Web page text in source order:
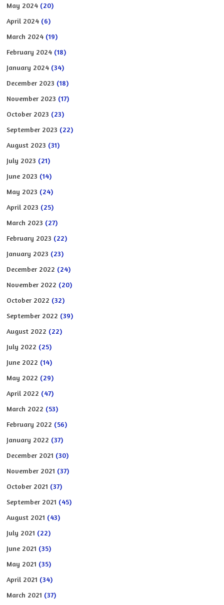
May 2024 (20)
April 2024 (6)
March 2024 (19)
February 2024 (18)
January 2024 (34)
December 2023 (18)
November 2023 (17)
October 2023 (23)
September 2023 (22)
August 2023 (31)
July 2023 (21)
June 2023 (14)
May 2023 (24)
April 2023 (25)
March 2023 (27)
February 2023 (22)
January 2023 (23)
December 2022 (24)
November 2022 (20)
October 2022 (32)
September 2022 (39)
August 2022 (22)
July 2022 (25)
June 2022 (14)
May 2022 (29)
April 2022 (47)
March 2022 (53)
February 2022 (56)
January 2022 (37)
December 2021 (30)
November 2021 (37)
October 2021 (37)
September 2021 (45)
August 2021 (43)
July 2021 (22)
June 2021 (35)
May 2021 (35)
April 2021 (34)
March 2021 (37)